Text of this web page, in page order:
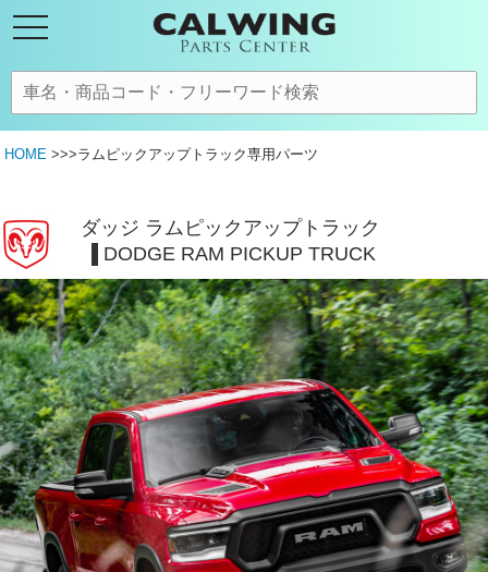
HOME >>>ラムピックアップトラック専用パーツ
ダッジ ラムピックアップトラック
DODGE RAM PICKUP TRUCK